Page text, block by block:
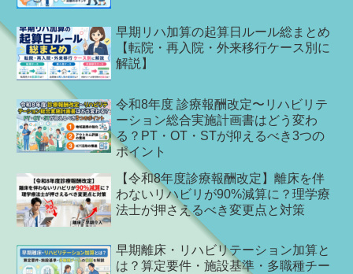
早期リハ加算の起算日ルール総まとめ
【転院・再入院・外来移行ケース別に
解説】
令和8年度 診療報酬改定〜リハビリテ
ーション総合実施計画書はどう変わ
る？PT・OT・STが抑えるべき3つの
ポイント
【令和8年度診療報酬改定】離床を伴
わないリハビリが90%減算に？理学療
法士が押さえるべき変更点と対策
早期離床・リハビリテーション加算と
は？算定要件・施設基準・多職種チー